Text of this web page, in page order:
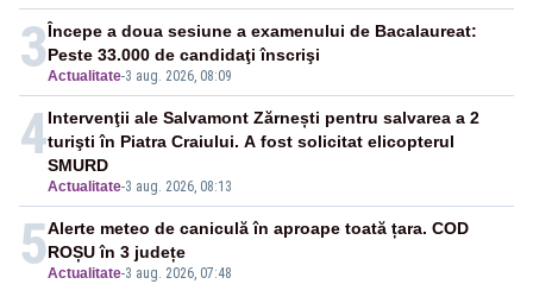
3Actualitate-3 aug. 2026, 08:09
Începe a doua sesiune a examenului de Bacalaureat:
Peste 33.000 de candidaţi înscrişi
4
Actualitate-3 aug. 2026, 08:13
Intervenţii ale Salvamont Zărnești pentru salvarea a 2
turişti în Piatra Craiului. A fost solicitat elicopterul
SMURD
5Actualitate-3 aug. 2026, 07:48
Alerte meteo de caniculă în aproape toată țara. COD
ROȘU în 3 județe